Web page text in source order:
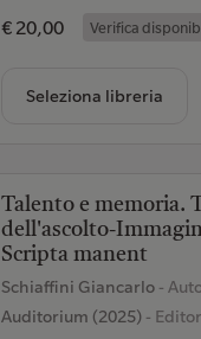
€ 20,00 Verifica
Seleziona libreria
Talento e memoria.
dell'ascolto-
Scripta manent
Schiaffini Giancarlo -
Auditorium (2025)-